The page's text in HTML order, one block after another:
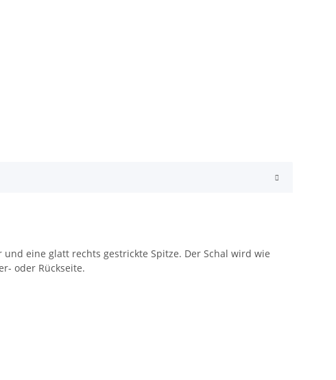
eine glatt rechts gestrickte Spitze. Der Schal wird wie
oder Rückseite.